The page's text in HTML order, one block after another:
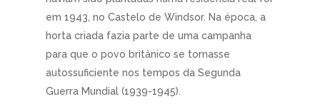
em 1943, no Castelo de Windsor. Na época, a
horta criada fazia parte de uma campanha
para que o povo britânico se tornasse
autossuficiente nos tempos da Segunda
Guerra Mundial (1939-1945).